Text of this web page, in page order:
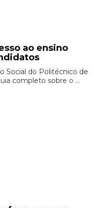
ao ensino
Social do Politécnico de
completo sobre o ...